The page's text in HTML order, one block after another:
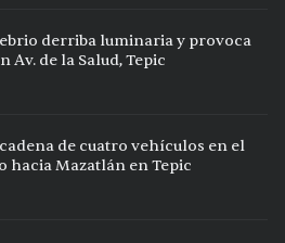
derriba luminaria y provoca
Av. de la Salud, Tepic
de cuatro vehículos en el
hacia Mazatlán en Tepic